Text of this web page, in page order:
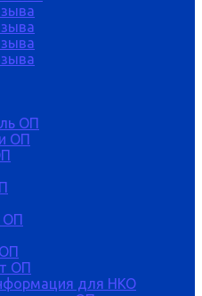
ОП
ОП
ОП
ОП
для НКО